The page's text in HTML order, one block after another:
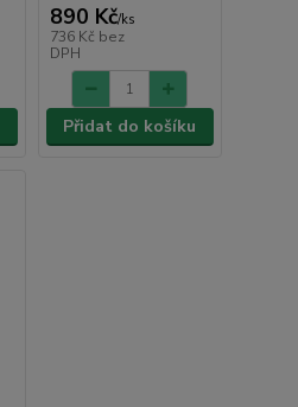
890 Kč/ks
736 Kč bez
DPH
Přidat do košíku